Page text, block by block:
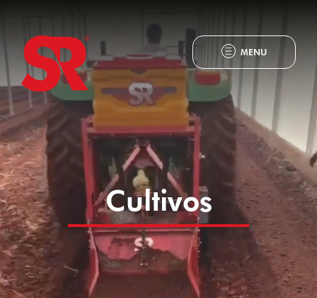
MENU
Cultivos